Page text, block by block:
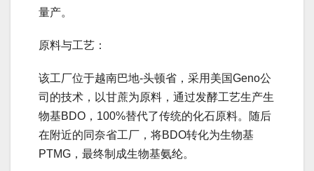
量产。
原料与工艺：
该工厂位于越南巴地-头顿省，采用美国Geno公
司的技术，以甘蔗为原料，通过发酵工艺生产生
物基BDO，100%替代了传统的化石原料。随后
在附近的同奈省工厂，将BDO转化为生物基
PTMG，最终制成生物基氨纶。